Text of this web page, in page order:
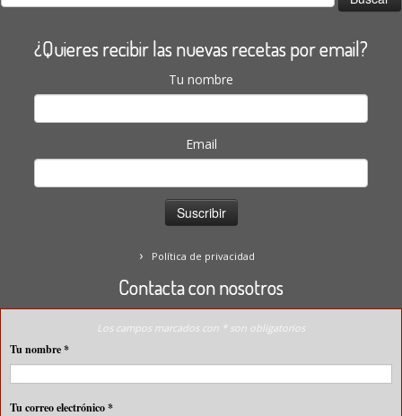
¿Quieres recibir las nuevas recetas por email?
Tu nombre
Email
Política de privacidad
Contacta con nosotros
Los campos marcados con * son obligatorios
Tu nombre*
Tu correo electrónico*